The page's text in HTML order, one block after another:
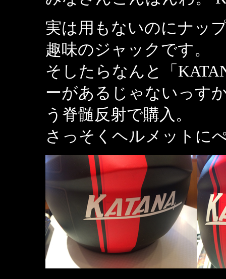
実は用もないのにナッ
趣味のジャックです。
そしたらなんと「
ーがあるじゃないっす
う脊髄反射で購入。
さっそくヘルメットに